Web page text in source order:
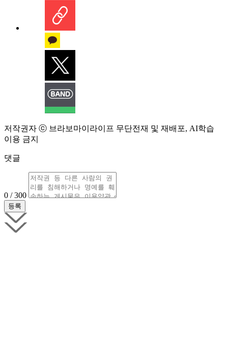
저작권자 ⓒ 브라보마이라이프 무단전재 및 재배포, AI학습
이용 금지
댓글
0 / 300